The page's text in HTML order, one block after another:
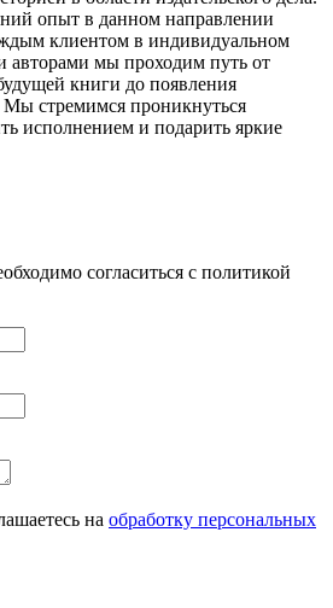
опыт в данном направлении
клиентом в индивидуальном
авторами мы проходим путь от
книги до появления
стремимся проникнуться
исполнением и подарить яркие
согласиться с политикой
на обработку персональных